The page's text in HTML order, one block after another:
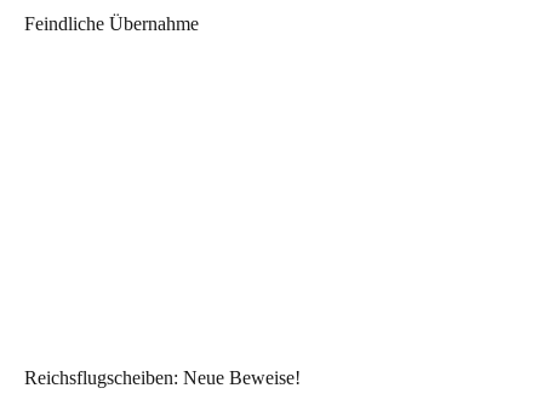
Feindliche Übernahme
Reichsflugscheiben: Neue Beweise!